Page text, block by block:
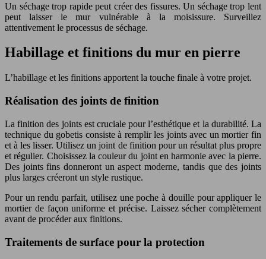
Un séchage trop rapide peut créer des fissures. Un séchage trop lent
peut laisser le mur vulnérable à la moisissure. Surveillez
attentivement le processus de séchage.
Habillage et finitions du mur en pierre
L’habillage et les finitions apportent la touche finale à votre projet.
Réalisation des joints de finition
La finition des joints est cruciale pour l’esthétique et la durabilité. La
technique du gobetis consiste à remplir les joints avec un mortier fin
et à les lisser. Utilisez un joint de finition pour un résultat plus propre
et régulier. Choisissez la couleur du joint en harmonie avec la pierre.
Des joints fins donneront un aspect moderne, tandis que des joints
plus larges créeront un style rustique.
Pour un rendu parfait, utilisez une poche à douille pour appliquer le
mortier de façon uniforme et précise. Laissez sécher complètement
avant de procéder aux finitions.
Traitements de surface pour la protection